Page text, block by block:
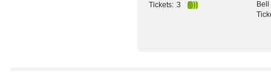
Tickets: 3
Bell